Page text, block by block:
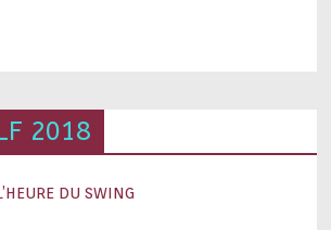
2018
DU SWING